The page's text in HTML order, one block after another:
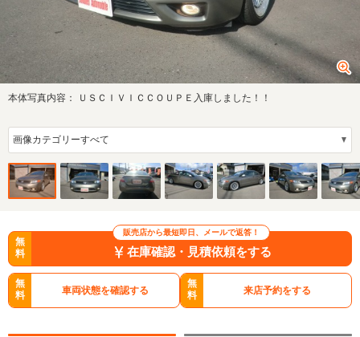
本体写真内容： ＵＳＣＩＶＩＣＣＯＵＰＥ入庫しました！！
販売店から最短即日、メールで返答！
無
料
在庫確認・見積依頼をする
無
料
車両状態を確認する
無
料
来店予約をする